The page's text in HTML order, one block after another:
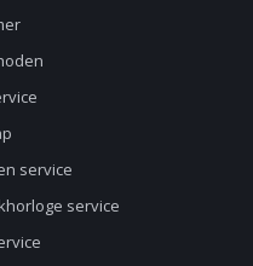
service
service